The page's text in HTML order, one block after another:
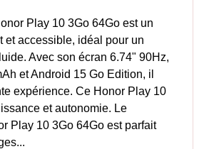
Play 10 3Go 64Go est un
et accessible, idéal pour un
Avec son écran 6.74" 90Hz,
et Android 15 Go Edition, il
expérience. Ce Honor Play 10
et autonomie. Le
Play 10 3Go 64Go est parfait